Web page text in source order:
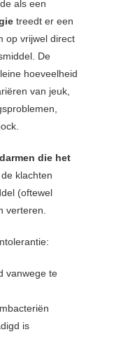
als een
treedt er een
op vrijwel direct
De
hoeveelheid
van jeuk,
darmen die het
klachten
(oftewel
verteren.
vanwege te
is